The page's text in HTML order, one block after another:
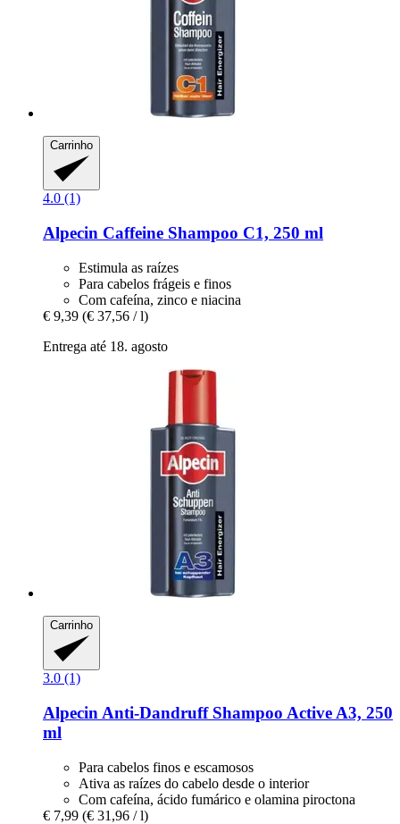
Carrinho
4.0 (1)
Alpecin Caffeine Shampoo C1, 250 ml
Estimula as raízes
Para cabelos frágeis e finos
Com cafeína, zinco e niacina
€ 9,39 (€ 37,56 / l)
Entrega até 18. agosto
Carrinho
3.0 (1)
Alpecin Anti-​Dandruff Shampoo Active A3, 250
ml
Para cabelos finos e escamosos
Ativa as raízes do cabelo desde o interior
Com cafeína, ácido fumárico e olamina piroctona
€ 7,99 (€ 31,96 / l)